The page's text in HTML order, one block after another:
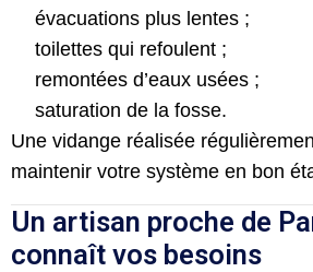
évacuations plus lentes ;
toilettes qui refoulent ;
remontées d’eaux usées ;
saturation de la fosse.
Une vidange réalisée
maintenir votre système en bon
Un artisan proche de
connaît vos besoins